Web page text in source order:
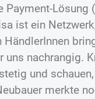
Payment-
ist ein
nachrangig.
und
merkte